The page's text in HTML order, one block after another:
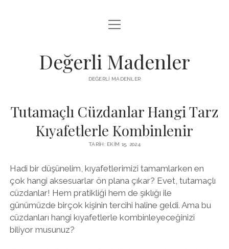
FACEBOOK TAKIPÇI YÜKSELTME HILESI
menüyü
aç
Değerli Madenler
DEĞERLI MADENLER
Tutamaçlı Cüzdanlar Hangi Tarz
Kıyafetlerle Kombinlenir
TARIH: EKIM 15, 2024
Hadi bir düşünelim, kıyafetlerimizi tamamlarken en
çok hangi aksesuarlar ön plana çıkar? Evet, tutamaçlı
cüzdanlar! Hem pratikliği hem de şıklığı ile
günümüzde birçok kişinin tercihi haline geldi. Ama bu
cüzdanları hangi kıyafetlerle kombinleyeceğinizi
biliyor musunuz?